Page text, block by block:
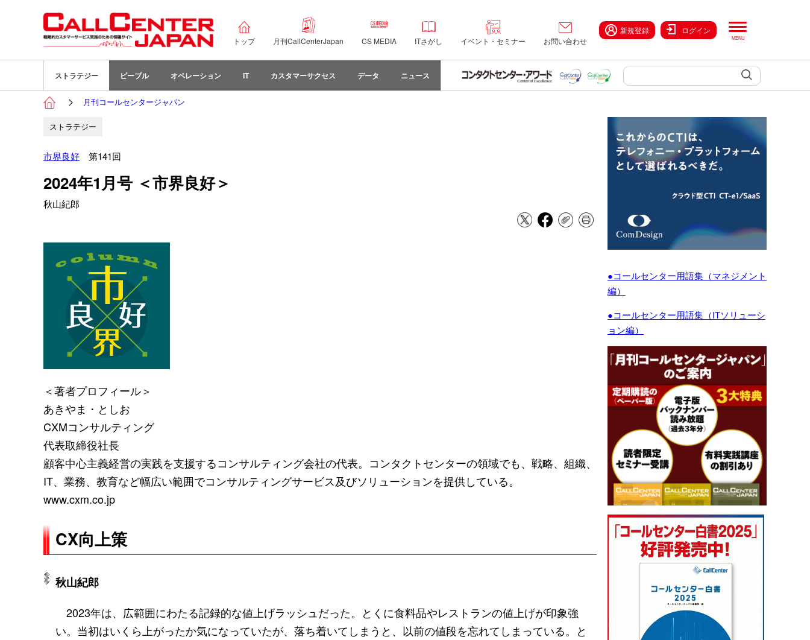
トップ 月刊CallCenterJapan CS MEDIA ITさがし イベント・セミナー お問い合わせ
新規登録 ログイン
ストラテジー ピープル オペレーション IT カスタマーサクセス データ ニュース
月刊コールセンタージャパン
ストラテジー
市界良好 第141回
2024年1月号 ＜市界良好＞
秋山紀郎
＜著者プロフィール＞
あきやま・としお
CXMコンサルティング
代表取締役社長
顧客中心主義経営の実践を支援するコンサルティング会社の代表。コンタクトセンターの領域でも、戦略、組織、
IT、業務、教育など幅広い範囲でコンサルティングサービス及びソリューションを提供している。
www.cxm.co.jp
CX向上策
秋山紀郎
2023年は、広範囲にわたる記録的な値上げラッシュだった。とくに食料品やレストランの値上げが印象強
い。当初はいくら上がったか気になっていたが、落ち着いてしまうと、以前の値段を忘れてしまっている。と
●コールセンター用語集（マネジメント
編）
●コールセンター用語集（ITソリューシ
ョン編）